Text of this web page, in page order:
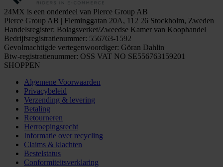
24MX is een onderdeel van Pierce Group AB
Pierce Group AB | Fleminggatan 20A, 112 26 Stockholm, Zweden
Handelsregister: Bolagsverket/Zweedse Kamer van Koophandel
Bedrijfsregistratienummer: 556763-1592
Gevolmachtigde vertegenwoordiger: Göran Dahlin
Btw-registratienummer: OSS VAT NO SE556763159201
SHOPPEN
Algemene Voorwaarden
Privacybeleid
Verzending & levering
Betaling
Retourneren
Herroepingsrecht
Informatie over recycling
Claims & klachten
Bestelstatus
Conformiteitsverklaring